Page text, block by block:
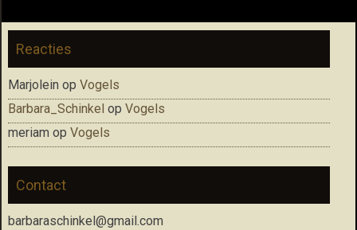
Reacties
Marjolein op Vogels
Barbara_Schinkel op Vogels
meriam op Vogels
Contact
barbaraschinkel@gmail.com